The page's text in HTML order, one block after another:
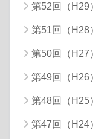
第52回（H29）
第51回（H28）
第50回（H27）
第49回（H26）
第48回（H25）
第47回（H24）